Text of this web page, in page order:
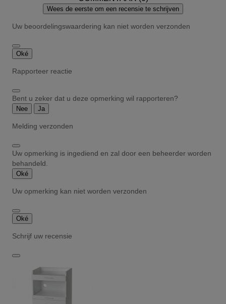
Wees de eerste om een recensie te schrijven
Uw beoordelingswaardering kan niet worden verzonden
Oké
Rapporteer reactie
Bent u zeker dat u deze opmerking wil rapporteren?
Nee Ja
Melding verzonden
Uw opmerking is ingediend en zal door een beheerder worden
behandeld.
Oké
Uw opmerking kan niet worden verzonden
Oké
Schrijf uw recensie